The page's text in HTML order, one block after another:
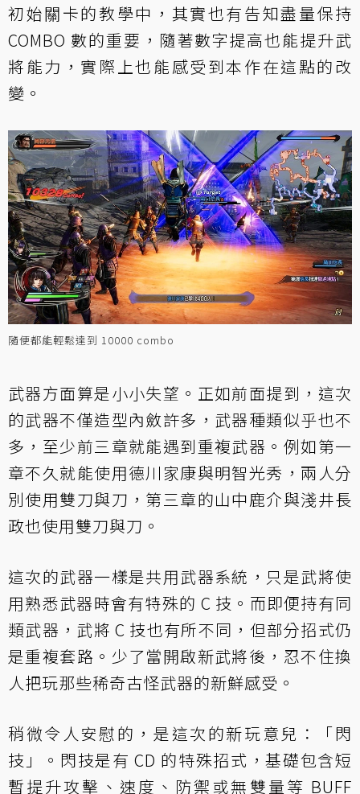
初始關卡的教學中，其實也有告知盡量保持
COMBO 數的重要，隨著數字提高也能提升武
將能力，實際上也能感受到本作在這點的改
變。
隨便都能輕鬆達到 10000 combo
武器方面算是小小失望。正如前面提到，這次
的武器不僅造型內斂許多，武器種類似乎也不
多，至少前三章就能遇到重複武器。例如第一
章不久就能使用德川家康與明智光秀，兩人分
別使用雙刀與刀，第三章的山中鹿介與淺井長
政也使用雙刀與刀。
這次的武器一樣是共用武器系統，只是武將使
用熟悉武器時會有特殊的 C 技。而即便持有同
類武器，武將 C 技也有所不同，但部分招式仍
是重複套路。少了當開啟新武將後，忍不住換
人把玩那些稀奇古怪武器的新鮮感受。
稍微令人安慰的，是這次的新玩意兒：「閃
技」。閃技是有 CD 的特殊招式，基礎包含短
暫提升攻擊、速度、防禦或無雙量等 BUFF